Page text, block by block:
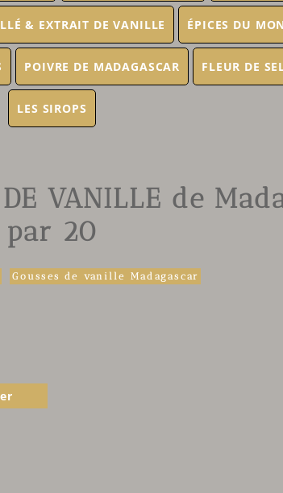
& EXTRAIT DE VANILLE ÉPICES DU
POIVRE DE MADAGASCAR FLEUR DE
LES SIROPS
DE VANILLE de
par 20
Gousses de vanille Madagascar